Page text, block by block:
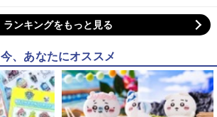
ランキングをもっと見る
今、あなたにオススメ